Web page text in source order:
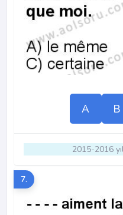
A B
2015-2016
7.